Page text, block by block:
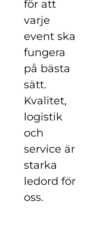
för att
varje
event ska
fungera
på bästa
sätt.
Kvalitet,
logistik
och
service är
starka
ledord för
oss.